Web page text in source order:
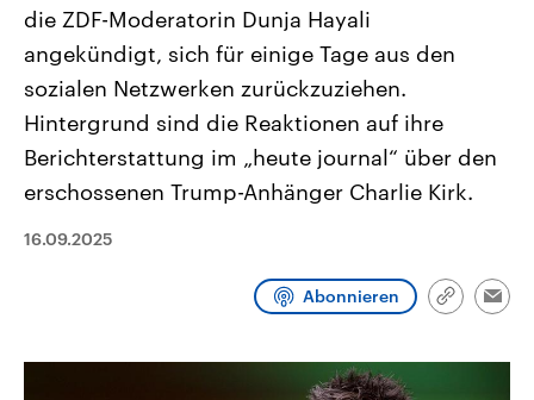
Landtagswahl Sachsen-Anhalt
2026
Alle Informationen
Sachsen-Anhalt wählt am 6.
September 2026 einen neuen
Landtag. Seit 2021 wird das
Bundesland von einer Koalition aus
Umfragen, Prognosen,
und Hintergründe zu den Parteien
USA
Aktuelle Beiträge,
Hintergründe
Wirtschaftlich und
gehören die Vereinigten
mit großem Einfluss auf
Sendungen
die ZDF-Moderatorin Dunja Hayali
angekündigt, sich für einige Tage aus den
sozialen Netzwerken zurückzuziehen.
Hintergrund sind die Reaktionen auf ihre
Berichterstattung im „heute journal“ über den
erschossenen Trump-Anhänger Charlie Kirk.
16.09.2025
Abonnieren
Link